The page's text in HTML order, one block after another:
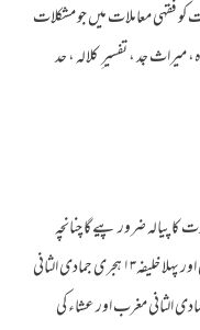
کو فقہی معاملات میں جو مشکلات
جد ، تفسیر ِ کلالہ ، حد
پیالہ ضرور پیے گا چنانچہ
رسول اللہ صلی اللہ علیہ وسلم کا یہ پہلا جانثار و فادار صحابی اور پہلا خلیفہ۱۳ ہجری جمادی الثانی
دن بیمار ہوئے اور ۱۵ دن علیل رہ کر ۲۲ جمادی الثانی مغرب اور عشاء کی